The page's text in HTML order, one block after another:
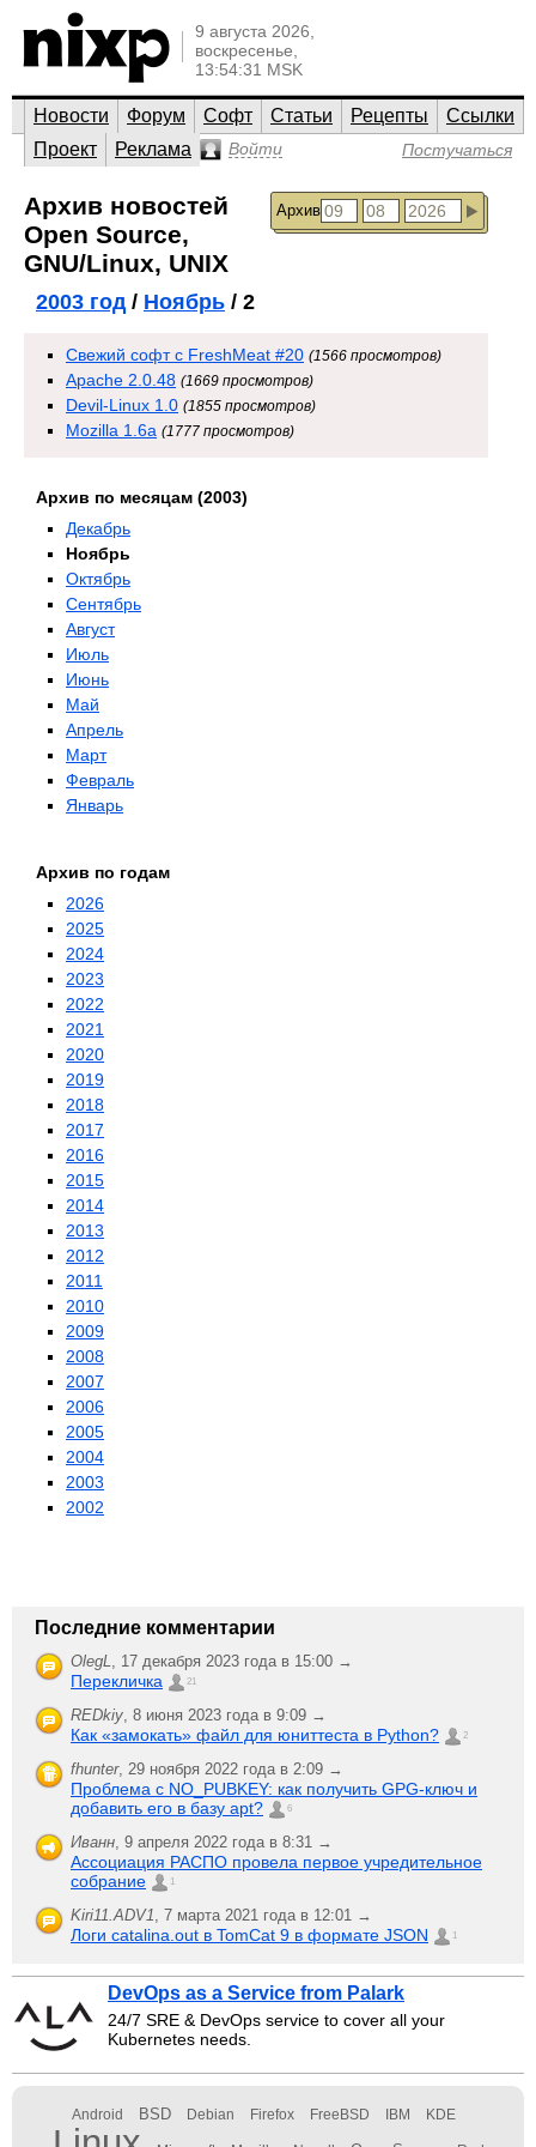
9 августа 2026,
воскресенье,
13:54:31 MSK
Новости Форум Софт Статьи Рецепты
Ссылки
Проект
Реклама Войти Постучаться
Архив
Архив новостей
Open Source,
GNU/Linux, UNIX
2003 год/ Ноябрь / 2
Свежий софт с FreshMeat #20 (1566 просмотров)
Apache 2.0.48 (1669 просмотров)
Devil-Linux 1.0 (1855 просмотров)
Mozilla 1.6a (1777 просмотров)
Архив по месяцам (2003)
Декабрь
Ноябрь
Октябрь
Сентябрь
Август
Июль
Июнь
Май
Апрель
Март
Февраль
Январь
Архив по годам
2026
2025
2024
2023
2022
2021
2020
2019
2018
2017
2016
2015
2014
2013
2012
2011
2010
2009
2008
2007
2006
2005
2004
2003
2002
Последние комментарии
OlegL, 17 декабря 2023 года в 15:00 →
Перекличка 21
REDkiy, 8 июня 2023 года в 9:09 →
Как «замокать» файл для юниттеста в Python? 2
fhunter, 29 ноября 2022 года в 2:09 →
Проблема с NO_PUBKEY: как получить GPG-ключ и
добавить его в базу apt?
6
Иванн, 9 апреля 2022 года в 8:31 →
Ассоциация РАСПО провела первое учредительное
собрание
1
Kiri11.ADV1, 7 марта 2021 года в 12:01 →
Логи catalina.out в TomCat 9 в формате JSON 1
DevOps as a Service from Palark
24/7 SRE & DevOps service to cover all your
Kubernetes needs.
Android BSD Debian Firefox FreeBSD IBM KDE